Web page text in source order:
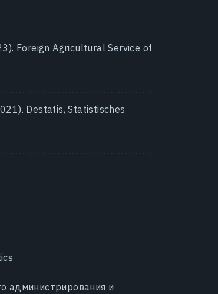
Foreign Agricultural Service of
Destatis, Statistisches
администрирования и